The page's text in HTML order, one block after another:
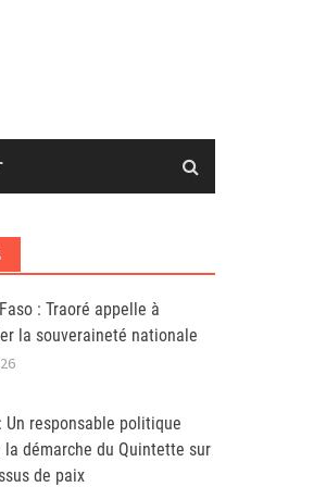
: Traoré appelle à
la souveraineté nationale
Un responsable politique
la démarche du Quintette sur
de paix